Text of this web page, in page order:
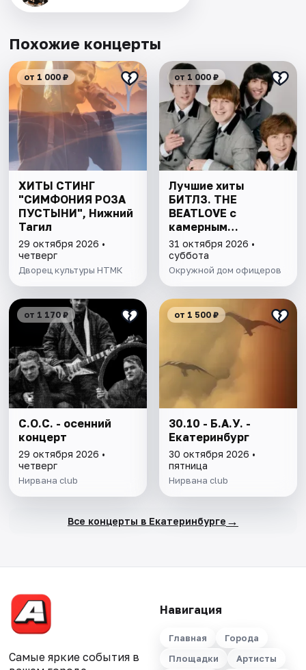
Похожие концерты
от 1 000 ₽
ХИТЫ СТИНГ
"СИМФОНИЯ РОЗА
ПУСТЫНИ", Нижний
Тагил
29 октября 2026 •
четверг
Дворец культуры НТМК
от 1 000 ₽
Лучшие хиты
БИТЛЗ. THE
BEATLOVE с
камерным
оркестром.
Екатеринбург
31 октября 2026 •
суббота
Окружной дом офицеров
от 1 170 ₽
С.О.С. - осенний
концерт
29 октября 2026 •
четверг
Нирвана club
от 1 500 ₽
30.10 - Б.А.У. -
Екатеринбург
30 октября 2026 •
пятница
Нирвана club
Все концерты в Екатеринбурге →
Самые яркие события в
Навигация
Главная
Города
Площадки
Артисты